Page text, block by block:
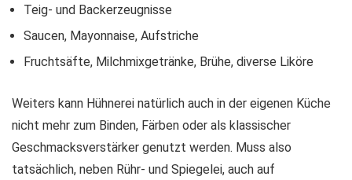
Teig- und Backerzeugnisse
Saucen, Mayonnaise, Aufstriche
Fruchtsäfte, Milchmixgetränke, Brühe, diverse Liköre
Weiters kann Hühnerei natürlich auch in der eigenen Küche
nicht mehr zum Binden, Färben oder als klassischer
Geschmacksverstärker genutzt werden. Muss also
tatsächlich, neben Rühr- und Spiegelei, auch auf